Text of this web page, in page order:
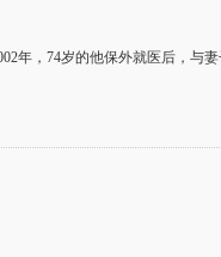
年，74岁的他保外就医后，与